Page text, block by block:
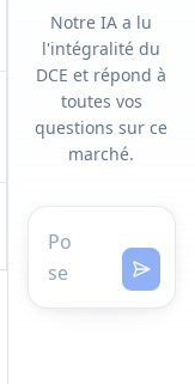
Notre IA a lu
l'intégralité du
DCE et répond à
toutes vos
questions sur ce
marché.